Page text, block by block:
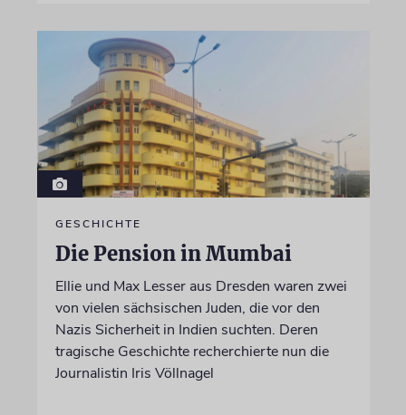
GESCHICHTE
Die Pension in Mumbai
Ellie und Max Lesser aus Dresden waren zwei
von vielen sächsischen Juden, die vor den
Nazis Sicherheit in Indien suchten. Deren
tragische Geschichte recherchierte nun die
Journalistin Iris Völlnagel